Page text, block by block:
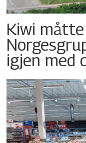
Kiwi
igjen med